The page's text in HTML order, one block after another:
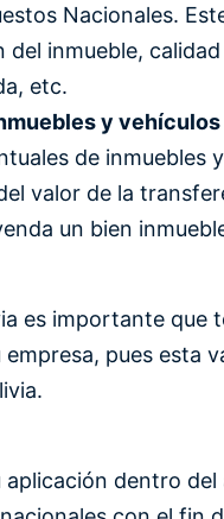
Nacionales.
inmueble, calidad
etc.
y
de inmuebles
valor de la
un bien
es importante que
pues esta
dentro